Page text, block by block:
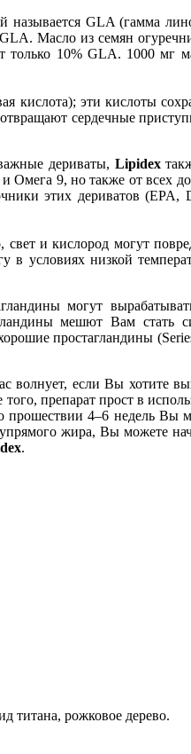
GLA (гамма
Масло из семян
только 10% GLA. 1000 мг
кислота); эти кислоты
сердечные
дериваты, Lipidex
9, но также от всех
этих дериватов
и кислород могут
в условиях низкой
могут
мешют Вам стать
простагландины
если Вы хотите
препарат прост в
4–6 недель Вы
жира, Вы можете
.
титана, рожковое дерево.